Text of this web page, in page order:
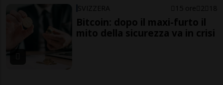
SVIZZERA 15 ore 2 18
Bitcoin: dopo il maxi-furto il
mito della sicurezza va in crisi